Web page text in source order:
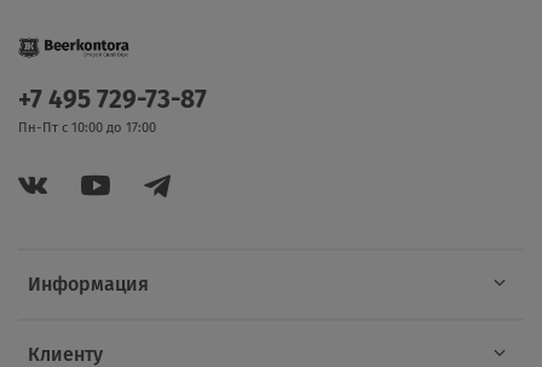
Информация
Клиенту
+7 495 729-73-87
Пн-Пт с 10:00 до 17:00